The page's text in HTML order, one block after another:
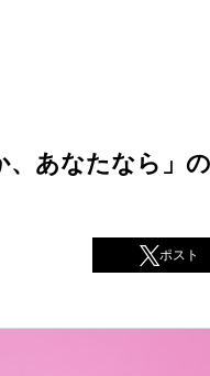
あなたなら」
ポスト